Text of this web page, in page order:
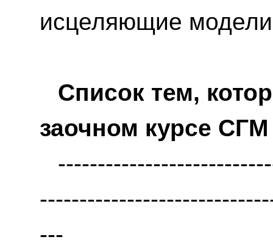
исцеляющие
Список тем,
заочном курсе СГМ
---